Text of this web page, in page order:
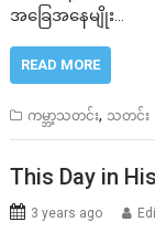
အခြေအနေမျိုး…
READ MORE
ကမ္ဘာ့သတင်း, သတင်း
This Day in
3 years ago